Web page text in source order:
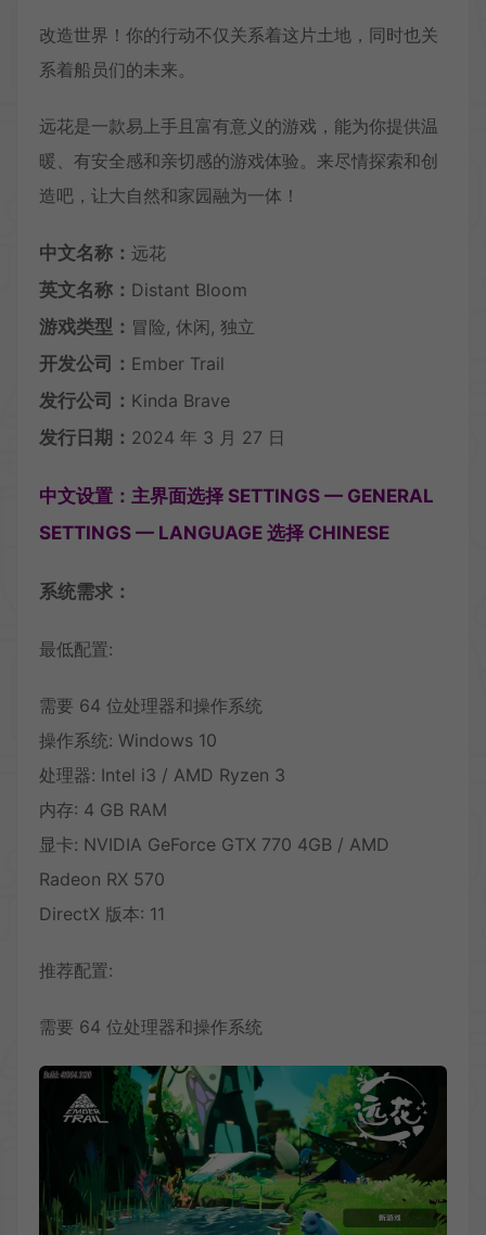
改造世界！你的行动不仅关系着这片土地，同时也关
系着船员们的未来。
远花是一款易上手且富有意义的游戏，能为你提供温
暖、有安全感和亲切感的游戏体验。来尽情探索和创
造吧，让大自然和家园融为一体！
中文名称： 远花
英文名称： Distant Bloom
游戏类型： 冒险, 休闲, 独立
开发公司： Ember Trail
发行公司： Kinda Brave
发行日期： 2024 年 3 月 27 日
中文设置：主界面选择 SETTINGS — GENERAL
SETTINGS — LANGUAGE 选择 CHINESE
系统需求：
最低配置:
需要 64 位处理器和操作系统
操作系统: Windows 10
处理器: Intel i3 / AMD Ryzen 3
内存: 4 GB RAM
显卡: NVIDIA GeForce GTX 770 4GB / AMD
Radeon RX 570
DirectX 版本: 11
推荐配置:
需要 64 位处理器和操作系统